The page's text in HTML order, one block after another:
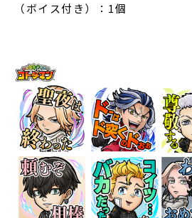
（ボイス付き）：1個